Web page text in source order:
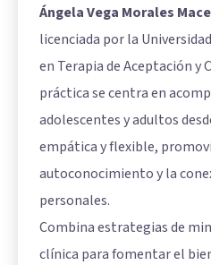
Ángela Vega Morales
licenciada por la
en Terapia de Aceptación y
práctica se centra en
adolescentes y adultos
empática y flexible,
autoconocimiento y la
personales.
Combina estrategias de
clínica para fomentar el